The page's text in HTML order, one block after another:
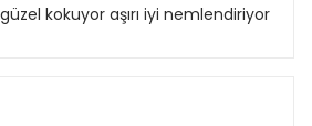
kokuyor aşırı iyi nemlendiriyor